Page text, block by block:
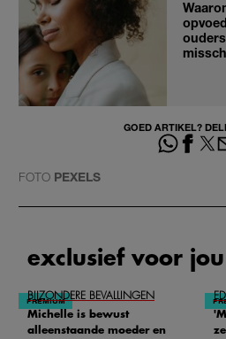
GOED ARTIKEL?
FOTO PEXELS
exclusief voor jou
BIJZONDERE BEVALLINGEN
Michelle is bewust
alleenstaande moeder en